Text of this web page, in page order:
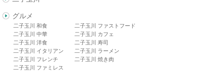
グルメ
二子玉川 和食
二子玉川 中華
二子玉川 洋食
二子玉川 イタリアン
二子玉川 フレンチ
二子玉川 ファミレス
二子玉川 ファストフード
二子玉川 カフェ
二子玉川 寿司
二子玉川 ラーメン
二子玉川 焼き肉